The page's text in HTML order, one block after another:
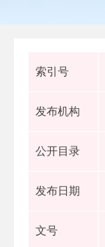
索引号
发布机构
公开目录
发布日期
文号